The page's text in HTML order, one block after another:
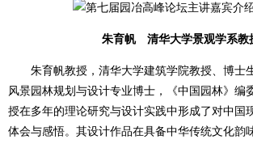
朱育帆 清华大学景观学系教
朱育帆教授，清华大学建筑学院教授、博士
风景园林规划与设计专业博士，《中国园林》编
授在多年的理论研究与设计实践中形成了对中国
体会与感悟。其设计作品在具备中华传统文化韵